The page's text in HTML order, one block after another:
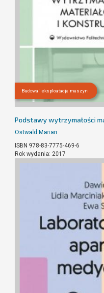
Budowa i eksploatacja maszyn
Podstawy wytrzymałości
Ostwald Marian
ISBN 978-83-7775-469-6
Rok wydania: 2017